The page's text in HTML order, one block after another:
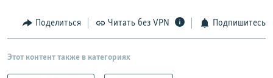
Поделиться Читать без VPN Подпишитесь
Этот контент также в категориях